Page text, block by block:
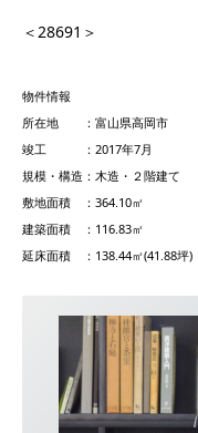
＜28691＞
物件情報
所在地 ：富山県高岡市
竣工 ：2017年7月
規模・構造：木造・２階建て
敷地面積 ：364.10㎡
建築面積 ：116.83㎡
延床面積 ：138.44㎡(41.88坪)